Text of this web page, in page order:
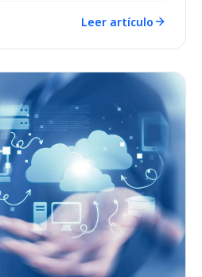
Leer artículo